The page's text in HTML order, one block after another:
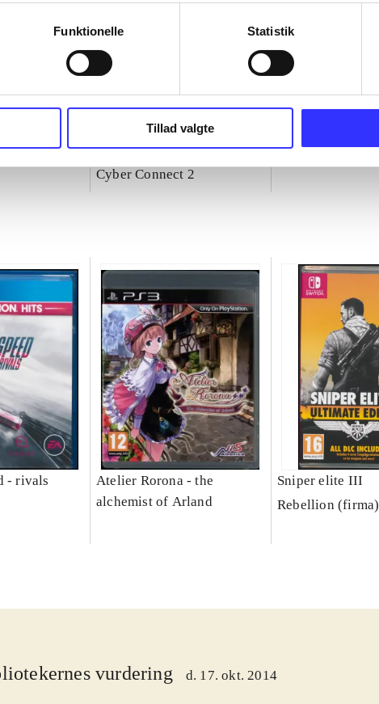
Funktionelle Statistik
Tillad valgte
- rivals
Naruto Shippuden - ultimate
ninja storm 4
Cyber Connect 2
Sega
- rivals
Atelier Rorona - the
alchemist of Arland
Sniper elite III
Rebellion (firma)
vurdering d. 17. okt. 2014